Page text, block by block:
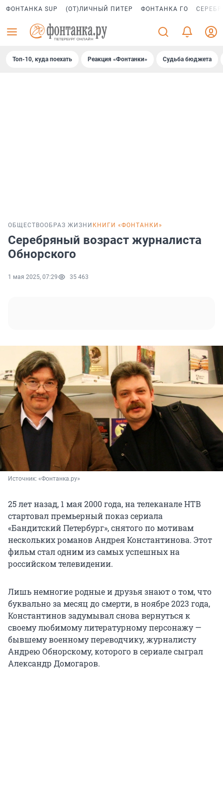
ФОНТАНКА SUP (ОТ)ЛИЧНЫЙ ПИТЕР ФОНТАНКА ГО
Топ-10, куда поехать Реакция «Фонтанки» Судьба бюджета
ОБЩЕСТВООБРАЗ ЖИЗНИ КНИГИ «ФОНТАНКИ»
Серебряный возраст журналиста
Обнорского
1 мая 2025, 07:29 35 463
Источник: «Фонтанка.ру»
25 лет назад, 1 мая 2000 года, на телеканале НТВ
стартовал премьерный показ сериала
«Бандитский Петербург», снятого по мотивам
нескольких романов Андрея Константинова. Этот
фильм стал одним из самых успешных на
российском телевидении.
Лишь немногие родные и друзья знают о том, что
буквально за месяц до смерти, в ноябре 2023 года,
Константинов задумывал снова вернуться к
своему любимому литературному персонажу —
бывшему военному переводчику, журналисту
Андрею Обнорскому, которого в сериале сыграл
Александр Домогаров.